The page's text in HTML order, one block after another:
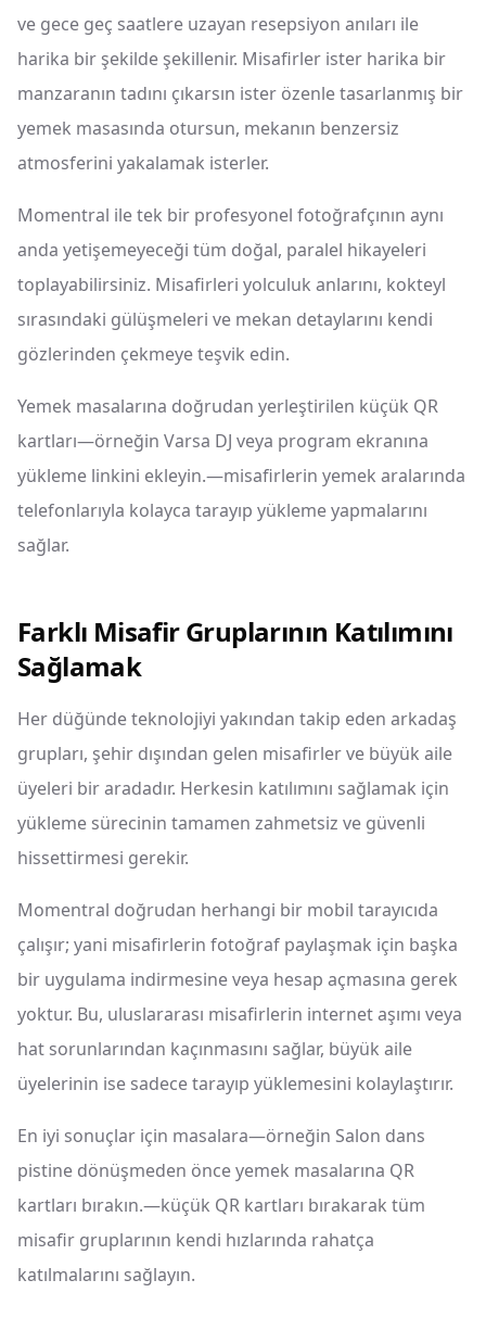
ve gece geç saatlere uzayan resepsiyon anıları ile
harika bir şekilde şekillenir. Misafirler ister harika bir
manzaranın tadını çıkarsın ister özenle tasarlanmış bir
yemek masasında otursun, mekanın benzersiz
atmosferini yakalamak isterler.
Momentral ile tek bir profesyonel fotoğrafçının aynı
anda yetişemeyeceği tüm doğal, paralel hikayeleri
toplayabilirsiniz. Misafirleri yolculuk anlarını, kokteyl
sırasındaki gülüşmeleri ve mekan detaylarını kendi
gözlerinden çekmeye teşvik edin.
Yemek masalarına doğrudan yerleştirilen küçük QR
kartları—örneğin Varsa DJ veya program ekranına
yükleme linkini ekleyin.—misafirlerin yemek aralarında
telefonlarıyla kolayca tarayıp yükleme yapmalarını
sağlar.
Farklı Misafir Gruplarının Katılımını
Sağlamak
Her düğünde teknolojiyi yakından takip eden arkadaş
grupları, şehir dışından gelen misafirler ve büyük aile
üyeleri bir aradadır. Herkesin katılımını sağlamak için
yükleme sürecinin tamamen zahmetsiz ve güvenli
hissettirmesi gerekir.
Momentral doğrudan herhangi bir mobil tarayıcıda
çalışır; yani misafirlerin fotoğraf paylaşmak için başka
bir uygulama indirmesine veya hesap açmasına gerek
yoktur. Bu, uluslararası misafirlerin internet aşımı veya
hat sorunlarından kaçınmasını sağlar, büyük aile
üyelerinin ise sadece tarayıp yüklemesini kolaylaştırır.
En iyi sonuçlar için masalara—örneğin Salon dans
pistine dönüşmeden önce yemek masalarına QR
kartları bırakın.—küçük QR kartları bırakarak tüm
misafir gruplarının kendi hızlarında rahatça
katılmalarını sağlayın.